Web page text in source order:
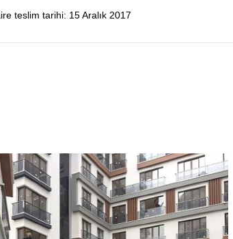
teslim tarihi: 15 Aralık 2017